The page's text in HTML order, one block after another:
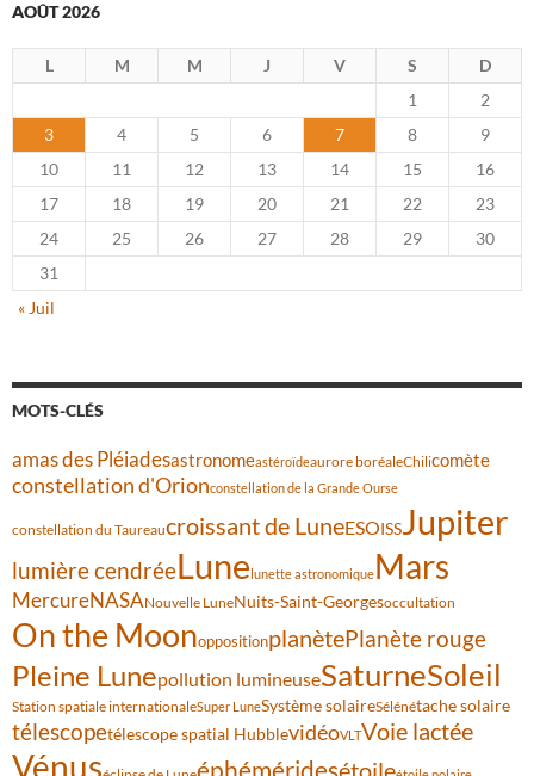
AOÛT 2026
L M M J V S
D
1
2
3
4 5 6 7 8
9
10
11 12 13 14 15
16
17
18 19 20 21 22
23
24
25 26 27 28 29
30
31
« Juil
MOTS-CLÉS
amas des Pléiadesastronomeastéroïdeaurore boréaleChilicomète
constellation d'Orionconstellation de la Grande Ourse
constellation du Taureaucroissant de LuneESOISSJupiter
lumière cendréeLune lunette astronomiqueMars
MercureNASANouvelle LuneNuits-Saint-Georgesoccultation
On the MoonoppositionplanètePlanète rouge
Pleine Lunepollution lumineuseSaturneSoleil
Station spatiale internationaleSuper LuneSystème solaireSélénétache solaire
télescopetélescope spatial HubblevidéoVLTVoie lactée
Vénus éphéméridesétoile